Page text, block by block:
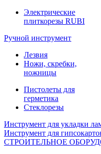
Электрические
плиткорезы RUBI
Ручной инструмент
Лезвия
Ножи, скребки,
ножницы
Пистолеты для
герметика
Стеклорезы
Инструмент для укладки
Инструмент для
СТРОИТЕЛЬНОЕ